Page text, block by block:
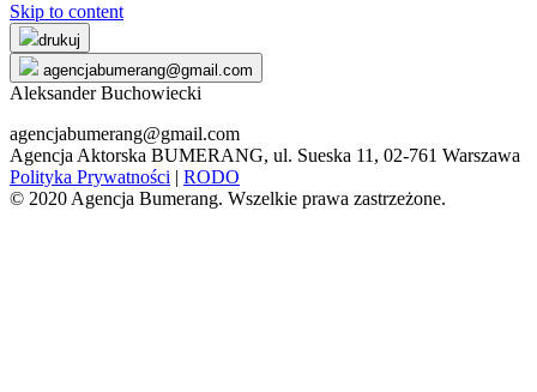
Skip to content
drukuj
agencjabumerang@gmail.com
Aleksander Buchowiecki
agencjabumerang@gmail.com
Agencja Aktorska BUMERANG, ul. Sueska 11, 02-761 Warszawa
Polityka Prywatności | RODO
© 2020 Agencja Bumerang. Wszelkie prawa zastrzeżone.